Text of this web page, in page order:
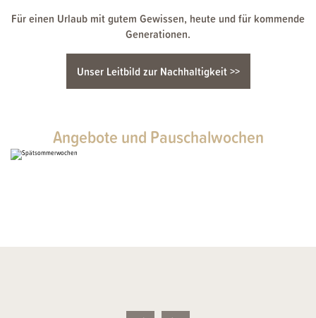
Für einen Urlaub mit gutem Gewissen, heute und für kommende
Generationen.
Unser Leitbild zur Nachhaltigkeit >>
Angebote und Pauschalwochen